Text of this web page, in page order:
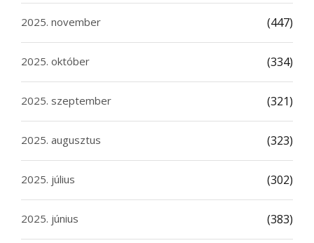
2025. november (447)
2025. október (334)
2025. szeptember (321)
2025. augusztus (323)
2025. július (302)
2025. június (383)